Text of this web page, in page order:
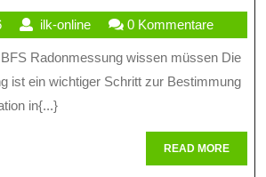
Der
BFS
Für
29
Januar
2026
ilk-onlineilk-
online
0 Kommentare
ist ein wichtiger Schritt zur Bestimmung
in{...}
READ MOREREAD
MORE